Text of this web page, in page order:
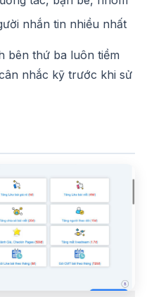
nhắn tin nhiều nhất
bên thứ ba luôn tiềm
nhắc kỹ trước khi sử